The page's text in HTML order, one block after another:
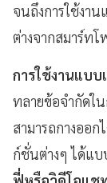
จนถึงการใช้งา
ต่างจากสมาร์ท
การใช้งานแบ
ทลายข้อจำกัดใน
สามารถกางออก
ก์ชั่นต่างๆ ได้แบ